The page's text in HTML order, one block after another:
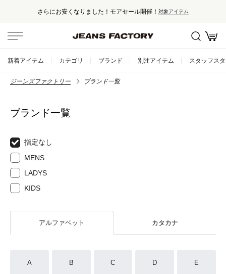
セール対象外アイテムは10%ポイント還
新着アイテム カテゴリ ブランド 別注アイテム スタッフス
ジーンズファクトリー ブランド一覧
ブランド一覧
指定なし
MENS
LADYS
KIDS
アルファベット カタカナ
A B C D E